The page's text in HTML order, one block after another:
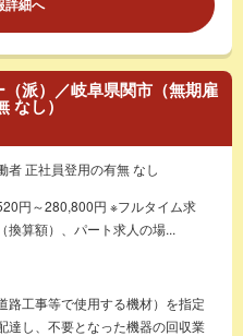
詳細へ
派）／岐阜県関市（無期雇
なし）
者 正社員登用の有無 なし
円～280,800円 ※フルタイム求
換算額）、パート求人の場...
路工事等で使用する機材）を指定
達し、不要となった機器の回収業